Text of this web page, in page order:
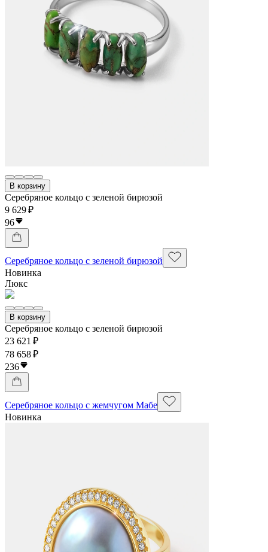
В корзину
Серебряное кольцо с зеленой бирюзой
9 629 ₽
96
Серебряное кольцо с зеленой бирюзой
Новинка
Люкс
В корзину
Серебряное кольцо с зеленой бирюзой
23 621 ₽
78 658 ₽
236
Серебряное кольцо с жемчугом Мабе
Новинка